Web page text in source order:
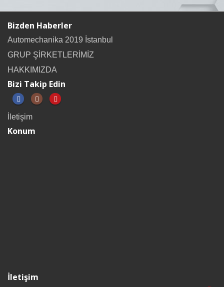
Bizden Haberler
Automechanika 2019 İstanbul
GRUP ŞİRKETLERİMİZ
HAKKIMIZDA
Bizi Takip Edin
İletişim
Konum
İletişim